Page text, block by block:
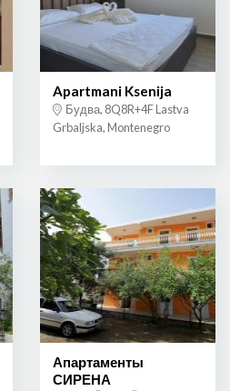
Apartmani Ksenija
Будва, 8Q8R+4F Lastva
Grbaljska, Montenegro
Апартаменты
СИРЕНА